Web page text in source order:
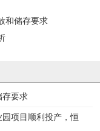
和储存要求
存要求
项目顺利投产，恒